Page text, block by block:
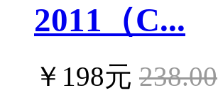
2011（C...
￥198元 238.00